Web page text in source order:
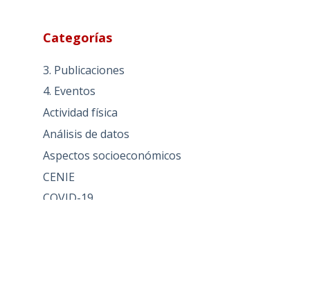
Categorías
3. Publicaciones
4. Eventos
Actividad física
Análisis de datos
Aspectos socioeconómicos
CENIE
COVID-19